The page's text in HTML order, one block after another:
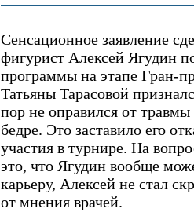
Сенсационное заявление
фигурист Алексей Ягудин
программы на этапе Гран-
Татьяны Тарасовой
пор не оправился от
бедре. Это заставило его
участия в турнире. На
это, что Ягудин вообще
карьеру, Алексей не стал
от мнения врачей.